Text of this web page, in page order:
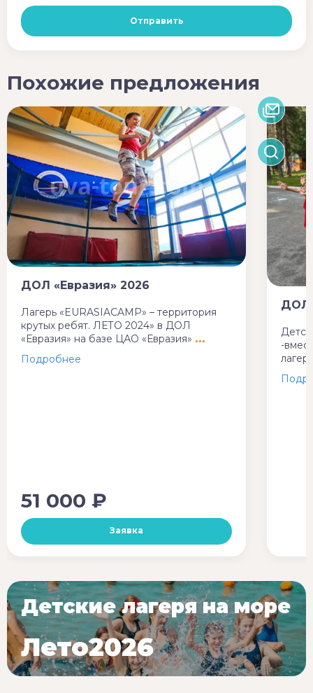
Похожие предложения
ДОЛ «Евразия» 2026
Лагерь «EURASIACAMP» – территория
крутых ребят. ЛЕТО 2024» в ДОЛ
«Евразия» на базе ЦАО «Евразия»
51 000 ₽
Заявка
ДОЛ
-
Детские лагеря на море
Лето2026